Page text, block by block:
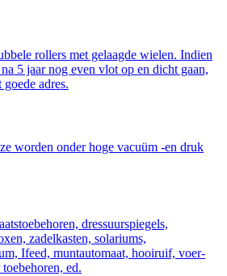
rollers met gelaagde wielen. Indien
5 jaar nog even vlot op en dicht gaan,
adres.
worden onder hoge vacuüm -en druk
dressuurspiegels,
zadelkasten, solariums,
Ifeed, muntautomaat, hooiruif, voer-
ed.